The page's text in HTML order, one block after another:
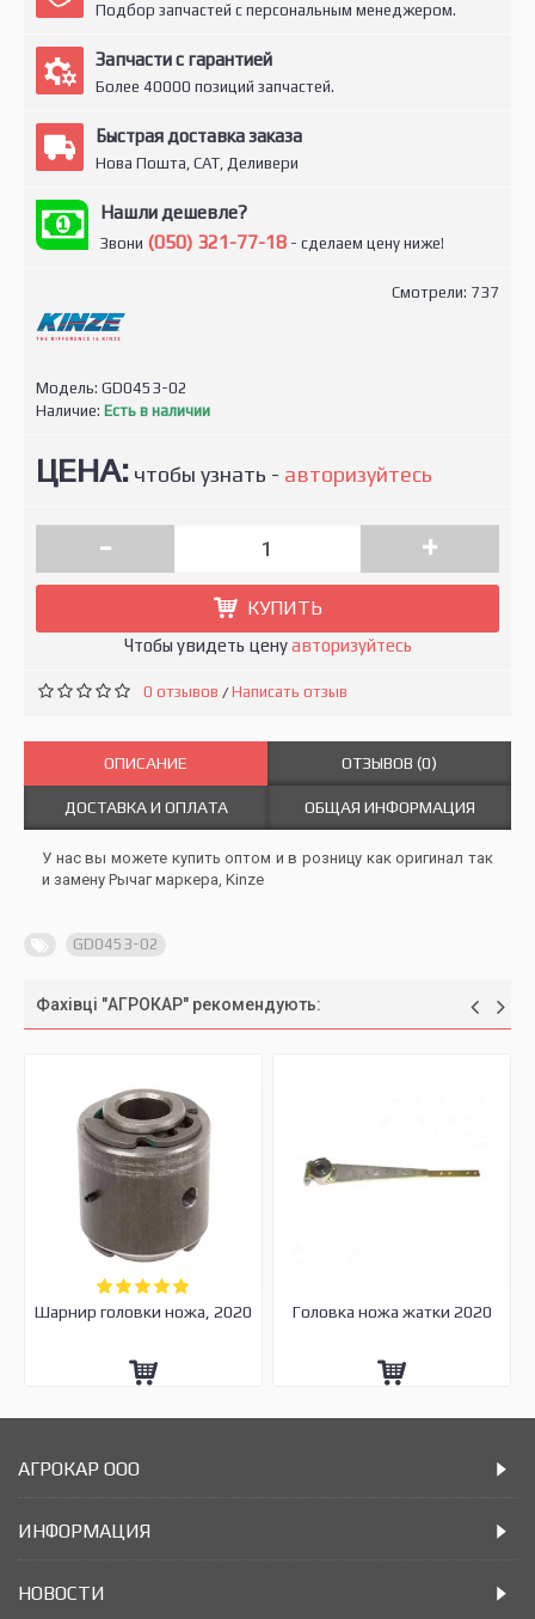
Подбор запчастей с персональным менеджером.
Запчасти с гарантией
Более 40000 позиций запчастей.
Быстрая доставка заказа
Нова Пошта, САТ, Деливери
Нашли дешевле?
Звони (050) 321-77-18 - сделаем цену ниже!
Смотрели: 737
Модель: GD0453-02
Наличие: Есть в наличии
ЦЕНА: чтобы узнать - авторизуйтесь
- +
КУПИТЬ
Чтобы увидеть ценуавторизуйтесь
0 отзывов /Написать отзыв
ОПИСАНИЕ ОТЗЫВОВ (0)
ДОСТАВКА И ОПЛАТА ОБЩАЯ ИНФОРМАЦИЯ
У нас вы можете купить оптом и в розницу как оригинал так
и замену Рычаг маркера, Kinze
GD0453-02
Фахівці "АГРОКАР" рекомендують:
Шарнир головки ножа, 2020 Головка ножа жатки 2020
АГРОКАР ООО
ИНФОРМАЦИЯ
НОВОСТИ